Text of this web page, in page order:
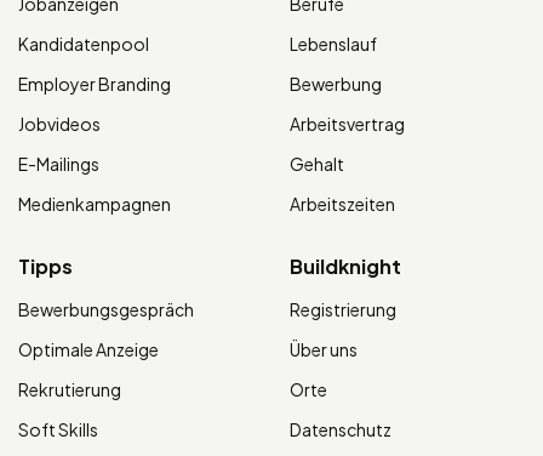
Kandidatenpool
Employer Branding
Jobvideos
E-Mailings
Medienkampagnen
Lebenslauf
Bewerbung
Arbeitsvertrag
Gehalt
Arbeitszeiten
Tipps
Bewerbungsgespräch
Optimale Anzeige
Rekrutierung
Soft Skills
Buildknight
Registrierung
Über uns
Orte
Datenschutz